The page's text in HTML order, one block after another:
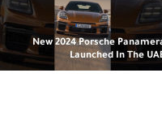
New 2024 Porsche
Launched In The